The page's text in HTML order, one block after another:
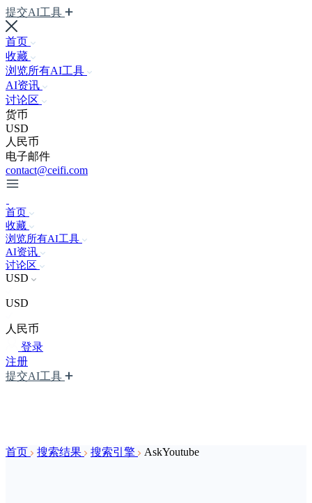
提交AI工具
首页
收藏
浏览所有AI工具
AI资讯
讨论区
货币
USD
人民币
电子邮件
contact@ceifi.com
首页
收藏
浏览所有AI工具
AI资讯
讨论区
USD
USD
人民币
登录
注册
提交AI工具
首页 搜索结果 搜索引擎 AskYoutube